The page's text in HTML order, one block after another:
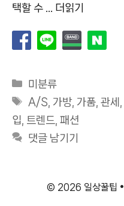
택할 수 …
더읽기
카
테
리
미분류
태
그
A/S 가방 가품 ,관세
입
트렌드 패션
댓글 남기기
© 2026 일상꿀팁